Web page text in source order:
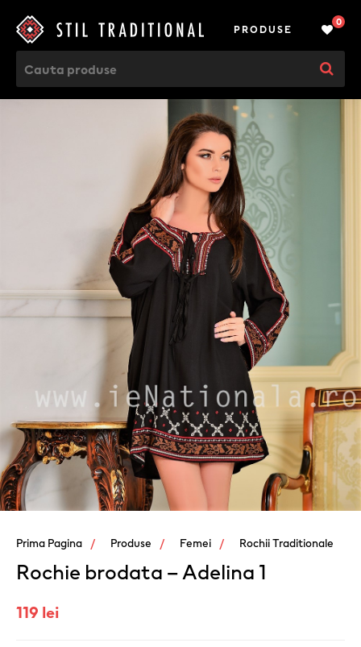
PRODUSE
0
Prima Pagina Produse Femei Rochii Traditionale
Rochie brodata – Adelina 1
119 lei